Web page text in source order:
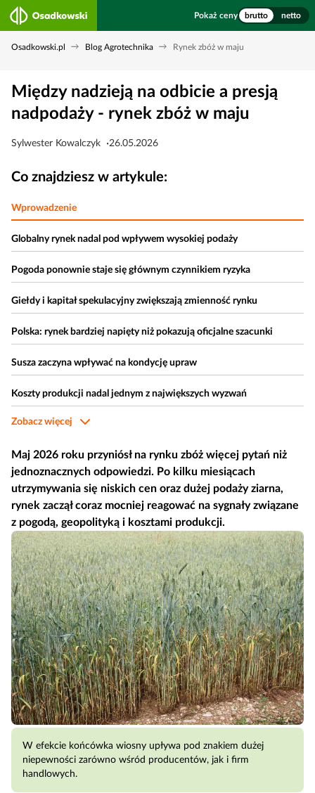
Pokaż ceny brutto netto
Osadkowski.pl Blog Agrotechnika Rynek zbóż w maju
Między nadzieją na odbicie a presją
nadpodaży - rynek zbóż w maju
Sylwester Kowalczyk 26.05.2026
Co znajdziesz w artykule:
Wprowadzenie
Globalny rynek nadal pod wpływem wysokiej podaży
Pogoda ponownie staje się głównym czynnikiem ryzyka
Giełdy i kapitał spekulacyjny zwiększają zmienność rynku
Polska: rynek bardziej napięty niż pokazują oficjalne szacunki
Susza zaczyna wpływać na kondycję upraw
Koszty produkcji nadal jednym z największych wyzwań
Podsumowanie: Rynek czeka na rozstrzygnięcie przed żniwami
Zobacz więcej
Maj 2026 roku przyniósł na rynku zbóż więcej pytań niż
jednoznacznych odpowiedzi. Po kilku miesiącach
utrzymywania się niskich cen oraz dużej podaży ziarna,
rynek zaczął coraz mocniej reagować na sygnały związane
z pogodą, geopolityką i kosztami produkcji.
W efekcie końcówka wiosny upływa pod znakiem dużej
niepewności zarówno wśród producentów, jak i firm
handlowych.